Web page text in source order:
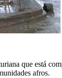
que está
afros.